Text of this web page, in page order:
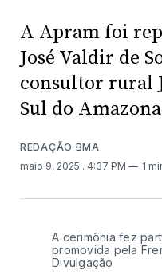
A Apram foi
José Valdir de
consultor rural
Sul do
REDAÇÃO BMA
maio 9, 2025 . 4:37 PM 1
A cerimônia fez
promovida pela
Divulgação